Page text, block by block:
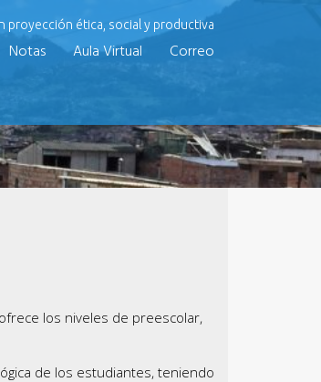
proyección ética, social y productiva
Notas Aula Virtual Correo
los niveles de preescolar,
de los estudiantes, teniendo